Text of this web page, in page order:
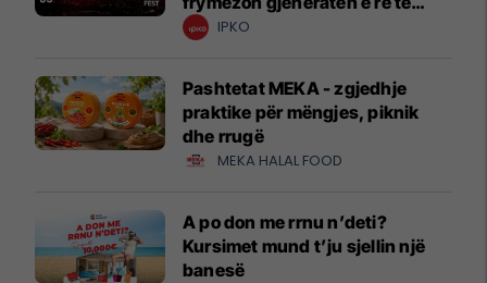
krijuesve
IPKO
Pashtetat MEKA - zgjedhje
praktike për mëngjes, piknik
dhe rrugë
MEKA HALAL FOOD
A po don me rrnu n’deti?
Kursimet mund t’ju sjellin një
banesë